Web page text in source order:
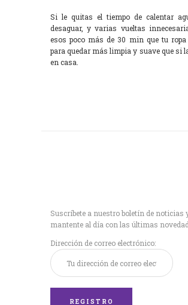
Si le quitas el tiempo de calentar
desaguar, y varias vueltas
esos poco más de 30 min que tu ropa
para quedar más limpia y suave que si
en casa.
Suscríbete a nuestro boletín de noticias
mantente al día con las últimas
Dirección de correo electrónico: